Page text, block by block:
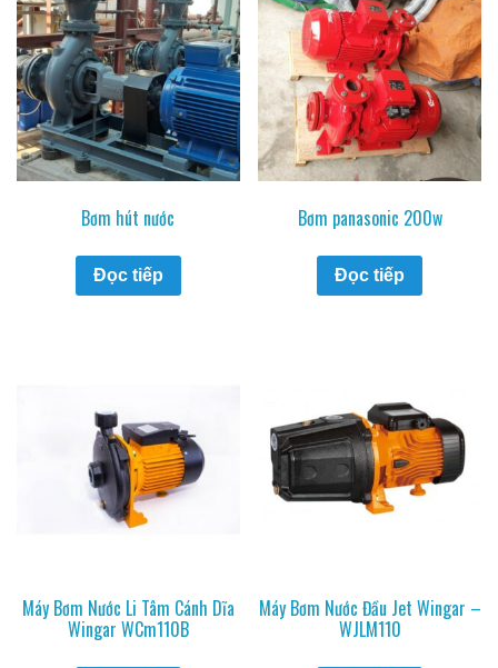
Bơm hút nước
Đọc tiếp
Bơm panasonic 200w
Đọc tiếp
Máy Bơm Nước Li Tâm Cánh Dĩa
Wingar WCm110B
Máy Bơm Nước Đầu Jet Wingar –
WJLM110